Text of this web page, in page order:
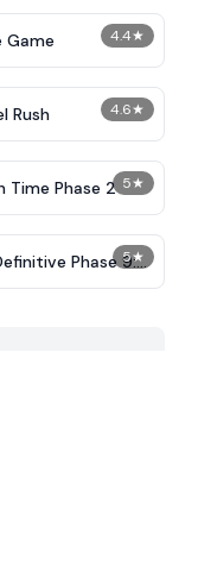
4.4★
Game
4.6★
Rush
5★
Time Phase 2
5★
Phase 9: